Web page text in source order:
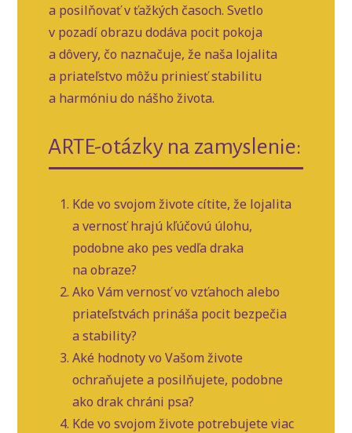
a posilňovať v ťažkých časoch. Svetlo
v pozadí obrazu dodáva pocit pokoja
a dôvery, čo naznačuje, že naša lojalita
a priateľstvo môžu priniesť stabilitu
a harmóniu do nášho života.
ARTE-otázky na zamyslenie:
Kde vo svojom živote cítite, že lojalita
a vernosť hrajú kľúčovú úlohu,
podobne ako pes vedľa draka
na obraze?
Ako Vám vernosť vo vzťahoch alebo
priateľstvách prináša pocit bezpečia
a stability?
Aké hodnoty vo Vašom živote
ochraňujete a posilňujete, podobne
ako drak chráni psa?
Kde vo svojom živote potrebujete viac